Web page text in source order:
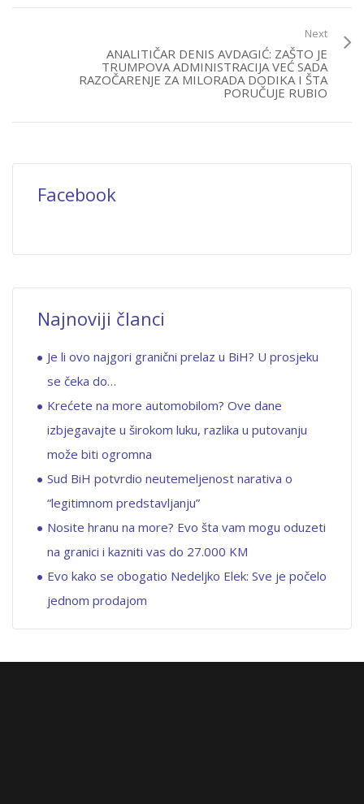
Next
ANALITIČAR DENIS AVDAGIĆ: ZAŠTO JE
TRUMPOVA ADMINISTRACIJA VEĆ SADA
RAZOČARENJE ZA MILORADA DODIKA I ŠTA
PORUČUJE RUBIO
Facebook
Najnoviji članci
Je li ovo najgori granični prelaz u BiH? U prosjeku
se čeka do…
Krećete na more automobilom? Ove dane
izbjegavajte u širokom luku, razlika u putovanju
može biti ogromna
Sud BiH potvrdio neutemeljenost narativa o
“legitimnom predstavljanju”
Nosite hranu na more? Evo šta vam mogu oduzeti
na granici i kazniti vas do 27.000 KM
Evo kako se obogatio Nedeljko Elek: Sve je počelo
jednom prodajom